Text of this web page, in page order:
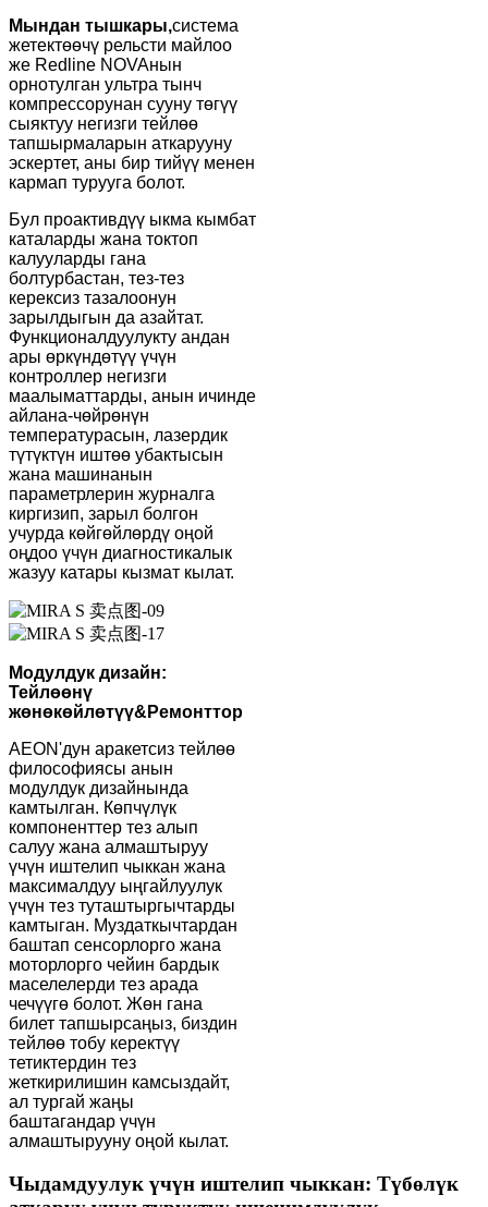
Мындан тышкары,система
жетектөөчү рельсти майлоо
же Redline NOVAнын
орнотулган ультра тынч
компрессорунан сууну төгүү
сыяктуу негизги тейлөө
тапшырмаларын аткарууну
эскертет, аны бир тийүү менен
кармап турууга болот.
Бул проактивдүү ыкма кымбат
каталарды жана токтоп
калууларды гана
болтурбастан, тез-тез
керексиз тазалоонун
зарылдыгын да азайтат.
Функционалдуулукту андан
ары өркүндөтүү үчүн
контроллер негизги
маалыматтарды, анын ичинде
айлана-чөйрөнүн
температурасын, лазердик
түтүктүн иштөө убактысын
жана машинанын
параметрлерин журналга
киргизип, зарыл болгон
учурда көйгөйлөрдү оңой
оңдоо үчүн диагностикалык
жазуу катары кызмат кылат.
Модулдук дизайн:
Тейлөөнү
жөнөкөйлөтүү& Ремонттор
AEON'дун аракетсиз тейлөө
философиясы анын
модулдук дизайнында
камтылган. Көпчүлүк
компоненттер тез алып
салуу жана алмаштыруу
үчүн иштелип чыккан жана
максималдуу ыңгайлуулук
үчүн тез туташтыргычтарды
камтыган. Муздаткычтардан
баштап сенсорлорго жана
моторлорго чейин бардык
маселелерди тез арада
чечүүгө болот. Жөн гана
билет тапшырсаңыз, биздин
тейлөө тобу керектүү
тетиктердин тез
жеткирилишин камсыздайт,
ал тургай жаңы
баштагандар үчүн
алмаштырууну оңой кылат.
Чыдамдуулук үчүн иштелип чыккан: Түбөлүк